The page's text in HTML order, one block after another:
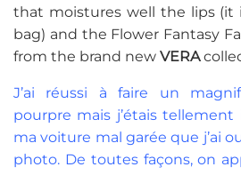
that moistures well the lips (it
bag) and the Flower Fantasy
from the brand new VERA
J’ai réussi à faire un
pourpre mais j’étais
ma voiture mal garée que j’ai
photo. De toutes façons, on